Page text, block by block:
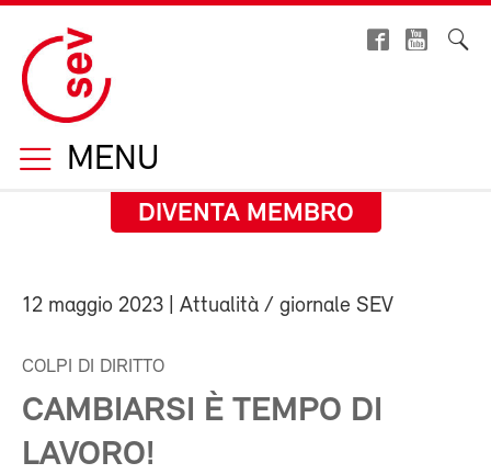
MENU
DIVENTA MEMBRO
12 maggio 2023 | Attualità / giornale SEV
COLPI DI DIRITTO
CAMBIARSI È TEMPO DI
LAVORO!